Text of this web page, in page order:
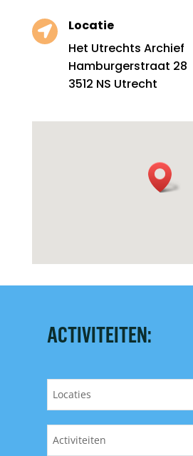

Locatie
Het Utrechts Archief
Hamburgerstraat 28
3512 NS Utrecht
ACTIVITEITEN:
Locaties
Activiteiten